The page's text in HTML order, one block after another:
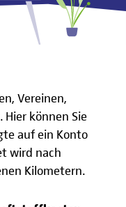
Vereinen,
können Sie
auf ein Konto
wird nach
Kilometern.